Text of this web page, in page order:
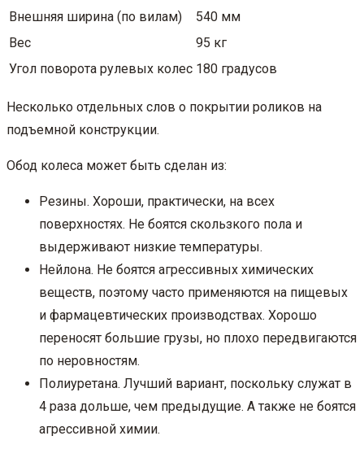
Внешняя ширина (по вилам)
540 мм
Вес
95 кг
Угол поворота рулевых колес 180 градусов
Несколько отдельных слов о покрытии роликов на
подъемной конструкции.
Обод колеса может быть сделан из:
Резины. Хороши, практически, на всех
поверхностях. Не боятся скользкого пола и
выдерживают низкие температуры.
Нейлона. Не боятся агрессивных химических
веществ, поэтому часто применяются на пищевых
и фармацевтических производствах. Хорошо
переносят большие грузы, но плохо передвигаются
по неровностям.
Полиуретана. Лучший вариант, поскольку служат в
4 раза дольше, чем предыдущие. А также не боятся
агрессивной химии.